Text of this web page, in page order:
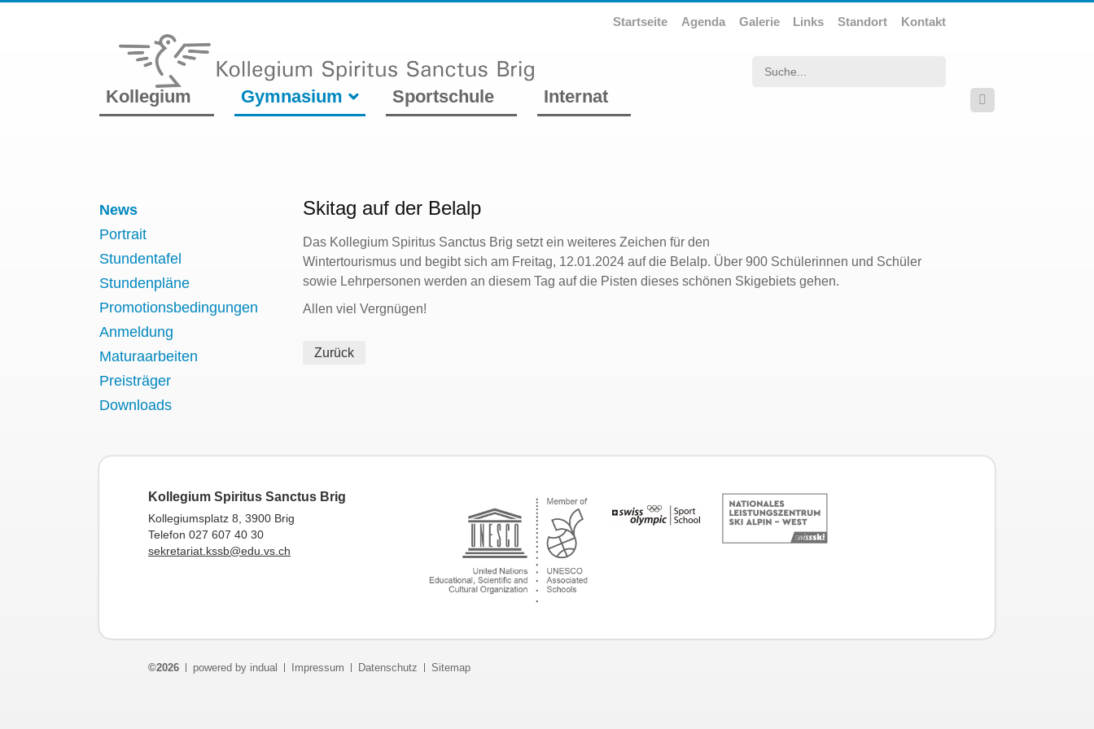
Startseite Agenda Galerie Links Standort Kontakt
Kollegium Gymnasium Sportschule Internat 
News
Portrait
Stundentafel
Stundenpläne
Promotionsbedingungen
Anmeldung
Maturaarbeiten
Preisträger
Downloads
Skitag auf der Belalp
Das Kollegium Spiritus Sanctus Brig setzt ein weiteres Zeichen für den
Wintertourismus und begibt sich am Freitag, 12.01.2024 auf die Belalp. Über 900 Schülerinnen und Schüler
sowie Lehrpersonen werden an diesem Tag auf die Pisten dieses schönen Skigebiets gehen.
Allen viel Vergnügen!
Zurück
Kollegium Spiritus Sanctus Brig
Kollegiumsplatz 8, 3900 Brig
Telefon 027 607 40 30
sekretariat.kssb@edu.vs.ch
©2026 powered by indual Impressum Datenschutz Sitemap